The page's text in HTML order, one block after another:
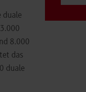
duale
8.000
das
duale